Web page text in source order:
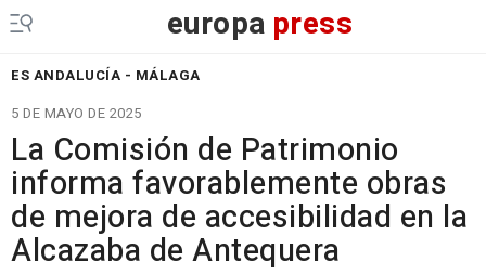
europa press
ES ANDALUCÍA - MÁLAGA
5 DE MAYO DE 2025
La Comisión de Patrimonio
informa favorablemente obras
de mejora de accesibilidad en la
Alcazaba de Antequera